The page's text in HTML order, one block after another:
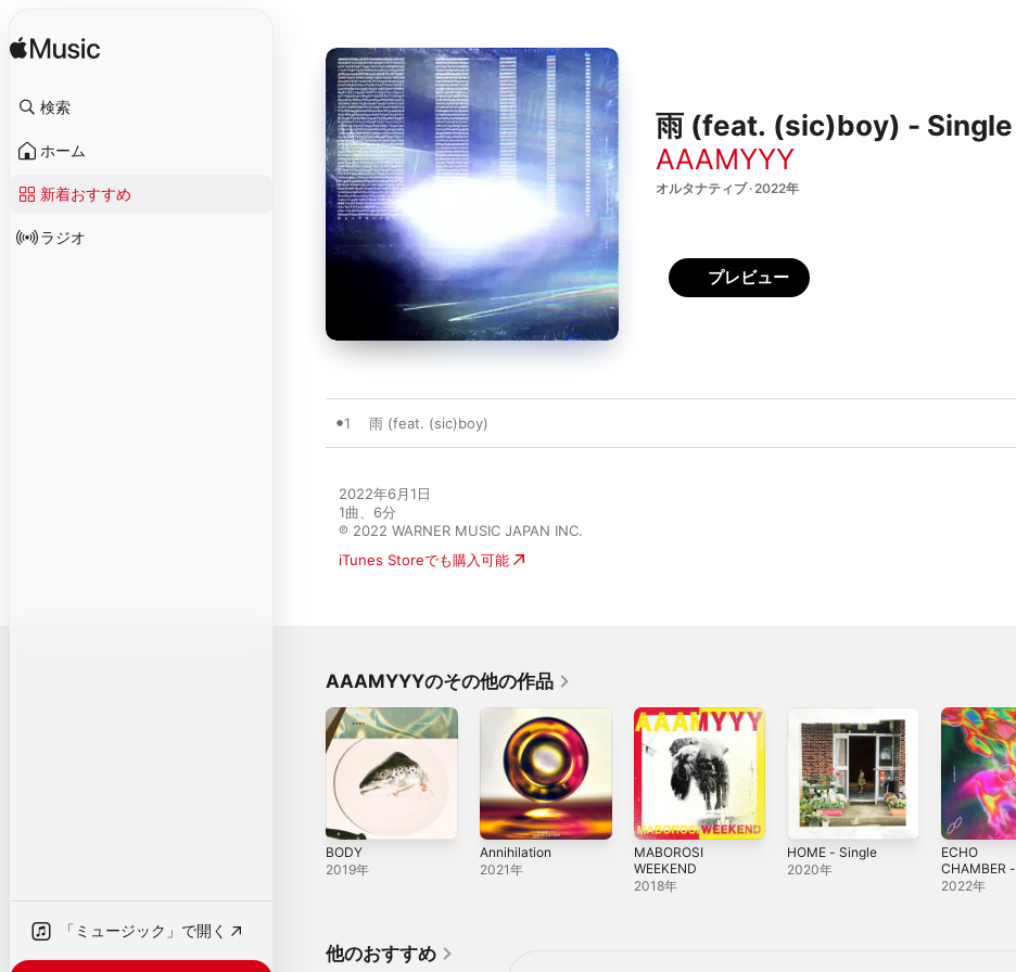
検索
ホーム
新着おすすめ
ラジオ
「ミュージック」で開く
雨 (feat. (sic)boy) - Single
AAAMYYY
オルタナティブ · 2022年
プレビュー
1 雨 (feat. (sic)boy)
2022年6月1日
1曲、6分
℗ 2022 WARNER MUSIC JAPAN INC.
iTunes Storeでも購入可能
AAAMYYYのその他の作品
BODY
2019年
Annihilation
2021年
MABOROSI
WEEKEND
2018年
HOME - Single
2020年
ECHO
CHAMBER -
EP
2022年
他のおすすめ